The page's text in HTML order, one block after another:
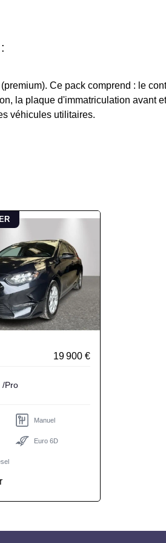
Ce pack comprend : le
la plaque d'immatriculation avant
véhicules utilitaires.
19 900 €
Pro /Pro
Manuel
Euro 6D